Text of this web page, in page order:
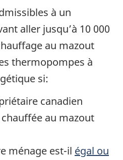
à un
aller jusqu’à 10 000
au mazout
thermopompes à
si:
canadien
au mazout
ménage est-il égal ou